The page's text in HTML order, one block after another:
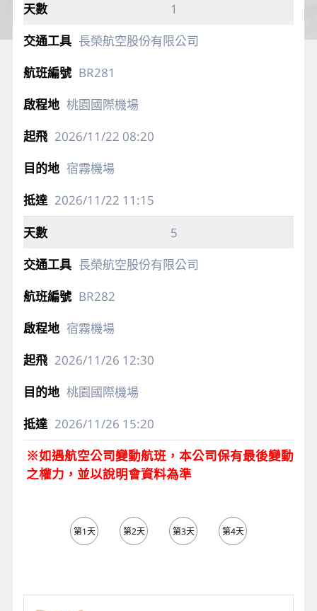
1
長榮航空股份有限公司
BR281
桃園國際機場
2026/11/22 08:20
宿霧機場
2026/11/22 11:15
5
長榮航空股份有限公司
BR282
宿霧機場
2026/11/26 12:30
桃園國際機場
2026/11/26 15:20
※如遇航空公司變動航班，本公司保有最後變動
之權力，並以說明會資料為準
第1天 第2天 第3天 第4天